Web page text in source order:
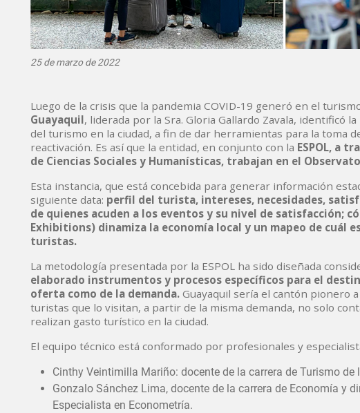
25 de marzo de 2022
Luego de la crisis que la pandemia COVID-19 generó en el
Guayaquil, liderada por la Sra. Gloria Gallardo Zavala, identificó
del turismo en la ciudad, a fin de dar herramientas para la toma
reactivación. Es así que la entidad, en conjunto con la ESPOL, a
de Ciencias Sociales y Humanísticas, trabajan en el
Esta instancia, que está concebida para generar información
siguiente data: perfil del turista, intereses, necesidades,
de quienes acuden a los eventos y su nivel de satisfacción;
Exhibitions) dinamiza la economía local y un mapeo de
turistas.
La metodología presentada por la ESPOL ha sido diseñada
elaborado instrumentos y procesos específicos para el
oferta como de la demanda. Guayaquil sería el cantón pionero
turistas que lo visitan, a partir de la misma demanda, no solo
realizan gasto turístico en la ciudad.
El equipo técnico está conformado por profesionales y
Cinthy Veintimilla Mariño: docente de la carrera de Turismo
Gonzalo Sánchez Lima, docente de la carrera de Economía y
Especialista en Econometría.